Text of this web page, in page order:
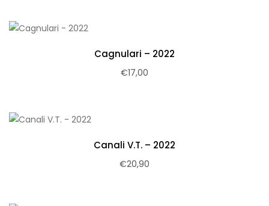
Cagnulari – 2022
€17,00
Canali V.T. – 2022
€20,90